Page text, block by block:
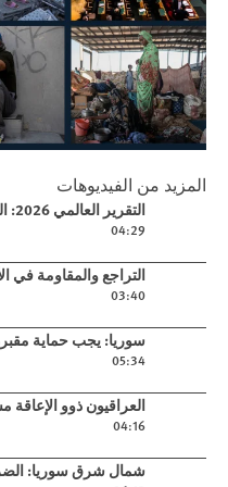
Play
الإنسان تحدي
المزيد من الفيديوهات
Play videoالتقرير العالمي 2026: الدفاع عن حقوق الإنسان تحدي العصر
04:29
Play videoالتراجع والمقاومة في
03:40
Play videoسوريا: يجب حماية
05:34
Play videoالعراقيون ذوو
04:16
Play videoشمال شرق سوريا: